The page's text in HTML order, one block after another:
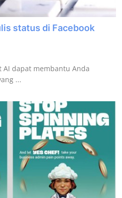
status di Facebook
AI dapat membantu Anda
...